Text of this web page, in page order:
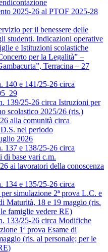
2025-26 al PTOF 2025-28
per il benessere delle
studenti. Indicazioni operative
e Istituzioni scolastiche
per la Legalità” –
Terracina – 27
140 e 141/25-26 circa
139/25-26 circa Istruzioni per
scolastico 2025/26 (ris.)
alla comunità circa
nel periodo
2026
137 e 138/25-26 circa
di base vari c.m.
ai lavoratori della conoscenza
134 e 135/25-26 circa
simulazione 2ª prova L.C. e
Maturità, 18 e 19 maggio (ris.
famiglie vedere RE)
133/25-26 circa Modifiche
1ª prova Esame di
(ris. al personale; per le